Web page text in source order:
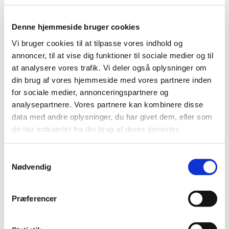
Denne hjemmeside bruger cookies
Vi bruger cookies til at tilpasse vores indhold og
annoncer, til at vise dig funktioner til sociale medier og til
at analysere vores trafik. Vi deler også oplysninger om
din brug af vores hjemmeside med vores partnere inden
for sociale medier, annonceringspartnere og
analysepartnere. Vores partnere kan kombinere disse
data med andre oplysninger, du har givet dem, eller som
de har indsamlet fra din brug af deres tjenester.
Nødvendig
Præferencer
Folketinget vedtog d. 4. juni 2024 loven om pligtmæssige
Fra 28. april 2025 får Methenamine hippurate
EQL Pharma, tabletter generelt klausuleret
tilskud
24. april 2025
Fra 28. april 2025 får Methenamine hippurate EQL
Pharma, tabletter generelt klausuleret tilskud til…
CTIS er nu udpeget som primært register af
|4. april 2025